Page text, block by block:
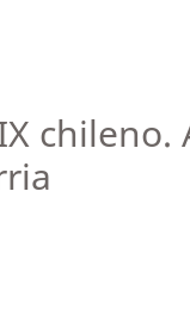
chileno.